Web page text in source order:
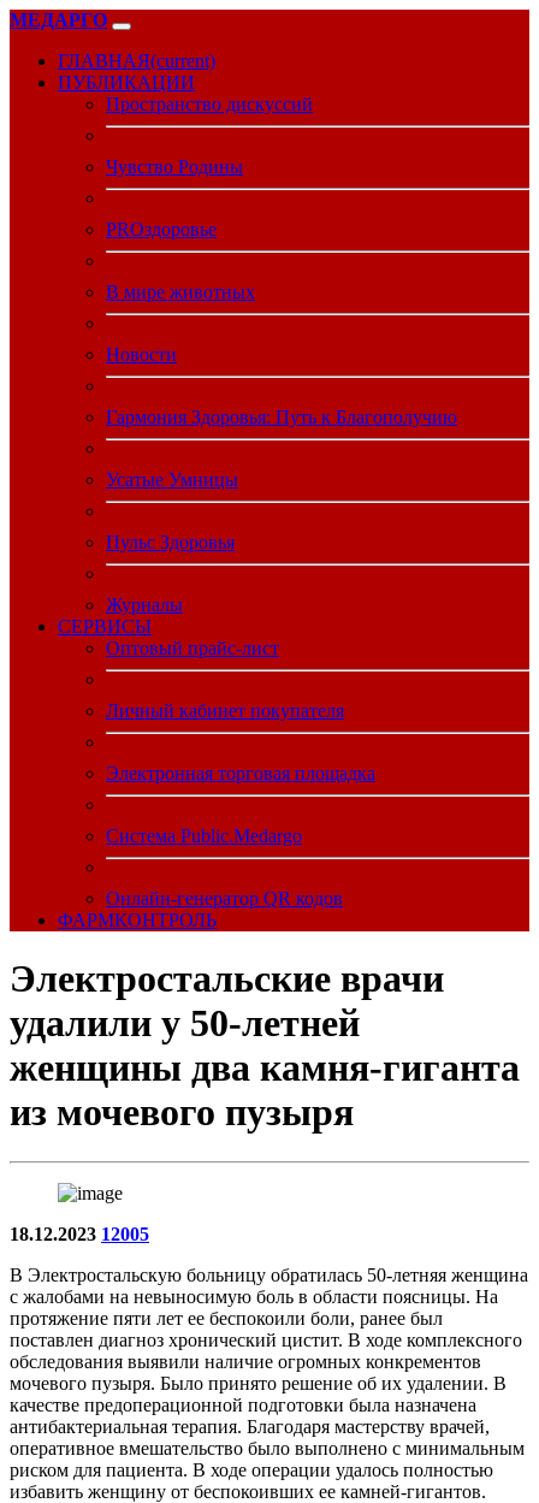
МЕДАРГО
ГЛАВНАЯ(current)
ПУБЛИКАЦИИ
Пространство дискуссий
Чувство Родины
PROздоровье
В мире животных
Новости
Гармония Здоровья: Путь к Благополучию
Усатые Умницы
Пульс Здоровья
Журналы
CЕРВИСЫ
Оптовый прайс-лист
Личный кабинет покупателя
Электронная торговая площадка
Система Public.Medargo
Онлайн-генератор QR кодов
ФАРМКОНТРОЛЬ
Электростальские врачи
удалили у 50-летней
женщины два камня-гиганта
из мочевого пузыря
18.12.2023 12005
В Электростальскую больницу обратилась 50-летняя женщина
с жалобами на невыносимую боль в области поясницы. На
протяжение пяти лет ее беспокоили боли, ранее был
поставлен диагноз хронический цистит. В ходе комплексного
обследования выявили наличие огромных конкрементов
мочевого пузыря. Было принято решение об их удалении. В
качестве предоперационной подготовки была назначена
антибактериальная терапия. Благодаря мастерству врачей,
оперативное вмешательство было выполнено с минимальным
риском для пациента. В ходе операции удалось полностью
избавить женщину от беспокоивших ее камней-гигантов.